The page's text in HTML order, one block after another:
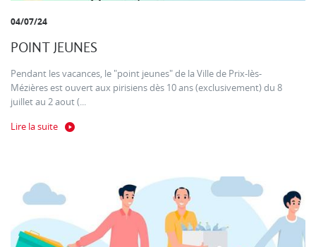
04/07/24
POINT JEUNES
Pendant les vacances, le "point jeunes" de la Ville de Prix-lès-
Mézières est ouvert aux pirisiens dès 10 ans (exclusivement) du 8
juillet au 2 aout (...
Lire la suite